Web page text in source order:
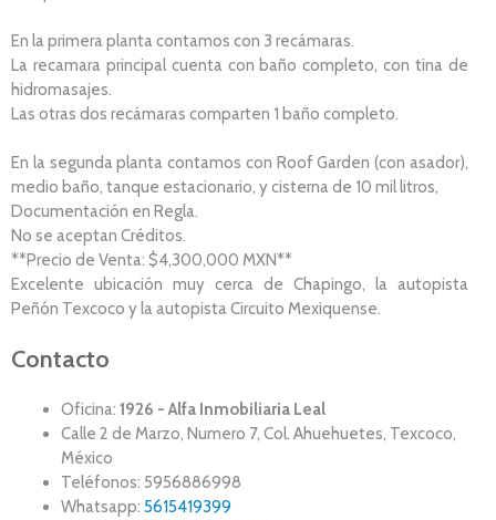
En la primera planta contamos con 3 recámaras.
La recamara principal cuenta con baño completo, con tina de
hidromasajes.
Las otras dos recámaras comparten 1 baño completo.
En la segunda planta contamos con Roof Garden (con asador),
medio baño, tanque estacionario, y cisterna de 10 mil litros,
Documentación en Regla.
No se aceptan Créditos.
**Precio de Venta: $4,300,000 MXN**
Excelente ubicación muy cerca de Chapingo, la autopista
Peñón Texcoco y la autopista Circuito Mexiquense.
Contacto
Oficina: 1926 - Alfa Inmobiliaria Leal
Calle 2 de Marzo, Numero 7, Col. Ahuehuetes, Texcoco,
México
Teléfonos: 5956886998
Whatsapp: 5615419399